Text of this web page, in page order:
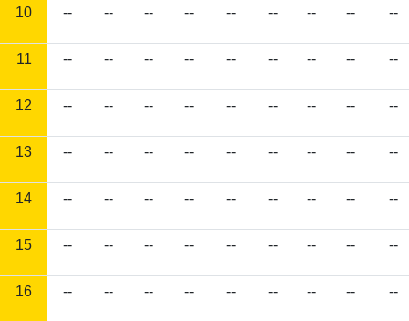
10 -- -- -- -- -- -- -- -- --
11 -- -- -- -- -- -- -- -- --
12 -- -- -- -- -- -- -- -- --
13 -- -- -- -- -- -- -- -- --
14 -- -- -- -- -- -- -- -- --
15 -- -- -- -- -- -- -- -- --
16 -- -- -- -- -- -- -- -- --